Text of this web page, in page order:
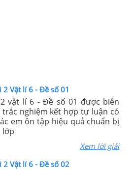
Vật lí 6 - Đề số 01
vật lí 6 - Đề số 01 được biên
nghiệm kết hợp tự luận có
em ôn tập hiệu quả chuẩn bị
lớp
Xem lời giải
Vật lí 6 - Đề số 02